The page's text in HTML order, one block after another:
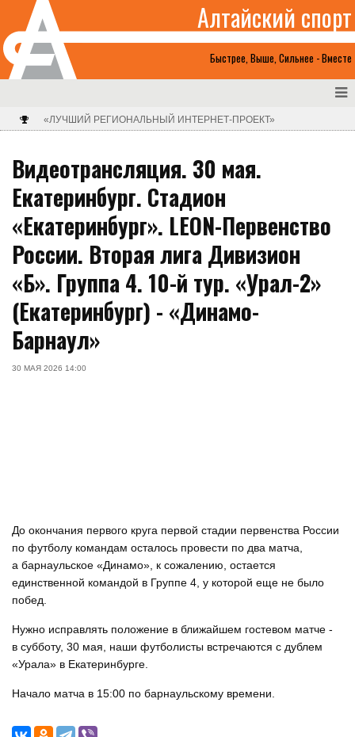
Быстрее, Выше, Сильнее - Вместе
Алтайский спорт
«ЛУЧШИЙ РЕГИОНАЛЬНЫЙ ИНТЕРНЕТ-ПРОЕКТ»
Видеотрансляция. 30 мая.
Екатеринбург. Стадион
«Екатеринбург». LEON-Первенство
России. Вторая лига Дивизион
«Б». Группа 4. 10-й тур. «Урал-2»
(Екатеринбург) - «Динамо-
Барнаул»
30 МАЯ 2026 14:00
До окончания первого круга первой стадии первенства России
по футболу командам осталось провести по два матча,
а барнаульское «Динамо», к сожалению, остается
единственной командой в Группе 4, у которой еще не было
побед.
Нужно исправлять положение в ближайшем гостевом матче -
в субботу, 30 мая, наши футболисты встречаются с дублем
«Урала» в Екатеринбурге.
Начало матча в 15:00 по барнаульскому времени.